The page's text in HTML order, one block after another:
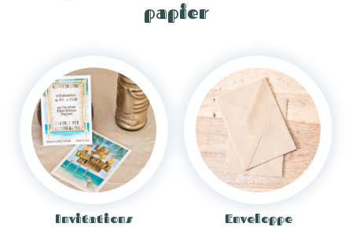
papier
Invitations
Enveloppe